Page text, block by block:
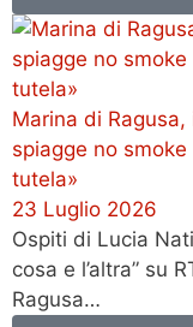
Marina di
spiagge no
tutela»
23 Luglio 2026
Ospiti di Lucia
cosa e l’altra” su
Ragusa…